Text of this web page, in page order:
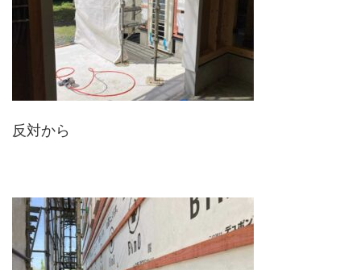
反対から